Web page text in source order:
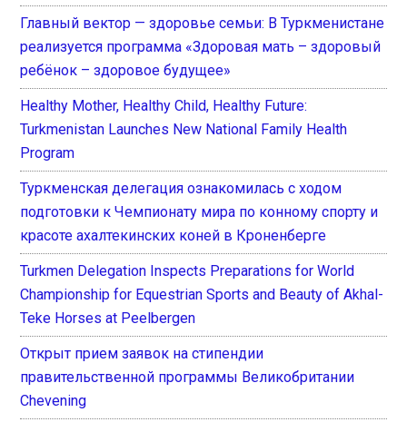
Главный вектор — здоровье семьи: В Туркменистане
реализуется программа «Здоровая мать – здоровый
ребёнок – здоровое будущее»
Healthy Mother, Healthy Child, Healthy Future:
Turkmenistan Launches New National Family Health
Program
Туркменская делегация ознакомилась с ходом
подготовки к Чемпионату мира по конному спорту и
красоте ахалтекинских коней в Кроненберге
Turkmen Delegation Inspects Preparations for World
Championship for Equestrian Sports and Beauty of Akhal-
Teke Horses at Peelbergen
Открыт прием заявок на стипендии
правительственной программы Великобритании
Chevening